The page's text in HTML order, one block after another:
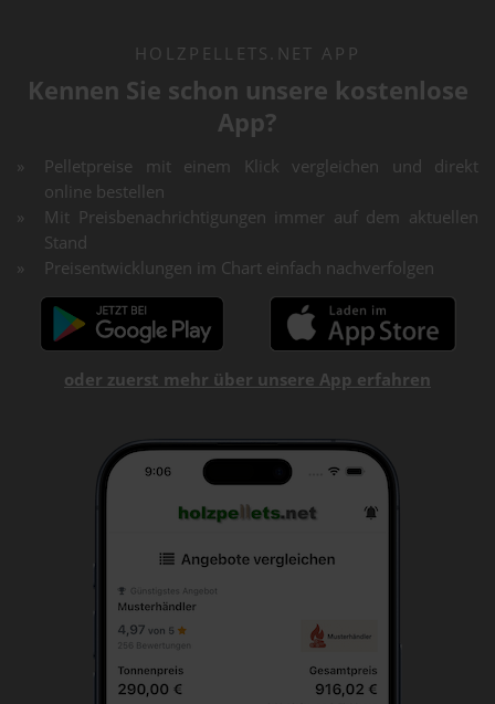
HOLZPELLETS.NET APP
Kennen Sie schon unsere kostenlose
App?
Pelletpreise mit einem Klick vergleichen und direkt
online bestellen
Mit Preisbenachrichtigungen immer auf dem aktuellen
Stand
Preisentwicklungen im Chart einfach nachverfolgen
oder zuerst mehr über unsere App erfahren